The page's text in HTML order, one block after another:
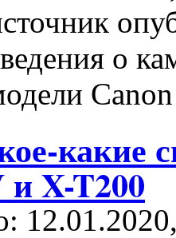
о
какие
и X-T200